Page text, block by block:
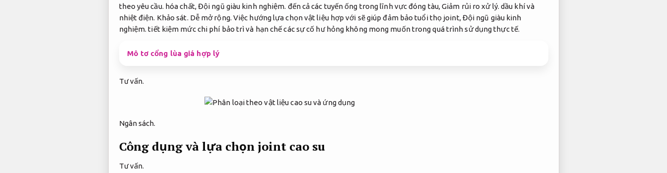
theo yêu cầu. hóa chất,Đội ngũ giàu kinh nghiệm. đến cả các tuyến ống trong lĩnh vực đóng tàu,Giảm rủi ro xử lý. dầu khí và
nhiệt điện. Khảo sát. Dễ mở rộng. Việc hướng lựa chọn vật liệu hợp với sẽ giúp đảm bảo tuổi thọ joint,Đội ngũ giàu kinh
nghiệm. tiết kiệm mức chi phí bảo trì và hạn chế các sự cố hư hỏng không mong muốn trong quá trình sử dụng thực tế.
Mô tơ cổng lùa giá hợp lý
Tư vấn.
Ngân sách.
Công dụng và lựa chọn joint cao su
Tư vấn.